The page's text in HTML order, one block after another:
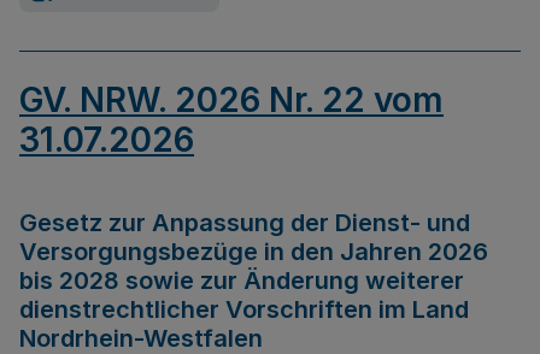
GV. NRW. 2026 Nr. 22 vom
31.07.2026
Gesetz zur Anpassung der Dienst- und
Versorgungsbezüge in den Jahren 2026
bis 2028 sowie zur Änderung weiterer
dienstrechtlicher Vorschriften im Land
Nordrhein-Westfalen